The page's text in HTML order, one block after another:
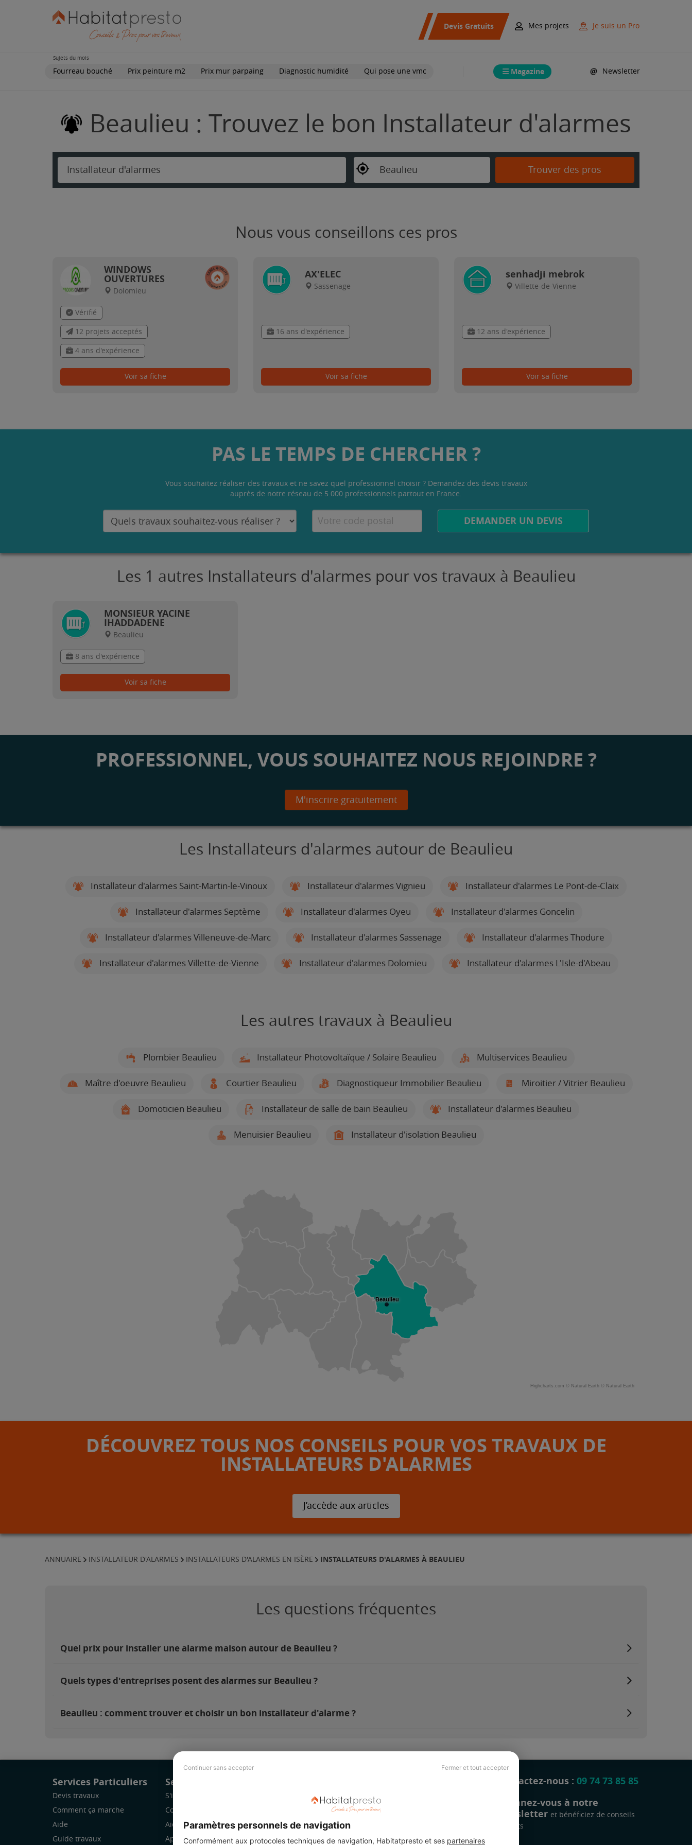
Continuer sans accepter Fermer et tout accepter
Paramètres personnels de navigation
Conformément aux protocoles techniques de navigation, Habitatpresto et ses partenaires
Devis Gratuits Mes projets Je suis un Pro
Sujets du mois
Fourreau bouché Prix peinture m2 Prix mur parpaing Diagnostic humidité Qui pose une vmc Magazine Newsletter
Beaulieu : Trouvez le bon Installateur d'alarmes
Installateur d'alarmes Beaulieu Trouver des pros
Nous vous conseillons ces pros
WINDOWS
OUVERTURES
Dolomieu
Vérifié
12 projets acceptés
4 ans d'expérience
Voir sa fiche
AX'ELEC
Sassenage
16 ans d'expérience
Voir sa fiche
senhadji mebrok
Villette-de-Vienne
12 ans d'expérience
Voir sa fiche
PAS LE TEMPS DE CHERCHER ?
Vous souhaitez réaliser des travaux et ne savez quel professionnel choisir ? Demandez des devis travaux
auprès de notre réseau de 5 000 professionnels partout en France.
DEMANDER UN DEVIS
Les 1 autres Installateurs d'alarmes pour vos travaux à Beaulieu
MONSIEUR YACINE
IHADDADENE
Beaulieu
8 ans d'expérience
Voir sa fiche
PROFESSIONNEL, VOUS SOUHAITEZ NOUS REJOINDRE ?
M'inscrire gratuitement
Les Installateurs d'alarmes autour de Beaulieu
Installateur d'alarmes Saint-Martin-le-Vinoux Installateur d'alarmes Vignieu Installateur d'alarmes Le Pont-de-Claix
Installateur d'alarmes Septème Installateur d'alarmes Oyeu Installateur d'alarmes Goncelin
Installateur d'alarmes Villeneuve-de-Marc Installateur d'alarmes Sassenage Installateur d'alarmes Thodure
Installateur d'alarmes Villette-de-Vienne Installateur d'alarmes Dolomieu Installateur d'alarmes L'Isle-d'Abeau
Les autres travaux à Beaulieu
Plombier Beaulieu Installateur Photovoltaïque / Solaire Beaulieu Multiservices Beaulieu
Maître d'oeuvre Beaulieu Courtier Beaulieu Diagnostiqueur Immobilier Beaulieu Miroitier / Vitrier Beaulieu
Domoticien Beaulieu Installateur de salle de bain Beaulieu Installateur d'alarmes Beaulieu
Menuisier Beaulieu Installateur d'isolation Beaulieu
Beaulieu
Highcharts.com © Natural Earth © Natural Earth
DÉCOUVREZ TOUS NOS CONSEILS POUR VOS TRAVAUX DE
INSTALLATEURS D'ALARMES
J’accède aux articles
ANNUAIRE INSTALLATEUR D'ALARMES INSTALLATEURS D'ALARMES EN ISÈRE INSTALLATEURS D'ALARMES À BEAULIEU
Les questions fréquentes
Quel prix pour installer une alarme maison autour de Beaulieu ?
Quels types d'entreprises posent des alarmes sur Beaulieu ?
Beaulieu : comment trouver et choisir un bon installateur d'alarme ?
Services Particuliers
Devis travaux
Comment ça marche
Aide
Guide travaux
Services Pro
S'inscrire
Comment ça marche
Aide
Application Mobile
Revue de presse
Légal
Contactez-nous : 09 74 73 85 85
Abonnez-vous à notre
newsletter et bénéficiez de conseils
gratuits